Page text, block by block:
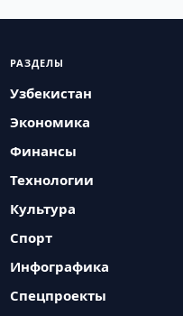
РАЗДЕЛЫ
Узбекистан
Экономика
Финансы
Технологии
Культура
Спорт
Инфографика
Спецпроекты